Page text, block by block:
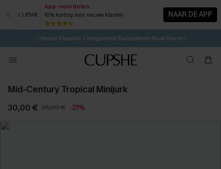
App-voordelen
10% korting voor nieuwe klanten NAAR DE APP
⚡️LAATSTE KANS | Tot 50% korting>>
🩱Meest Populair Corrigerend Badpakken| Must Have>>
💌Abonneer je & ontvang tot 15% korting>>
Koop 3, krijg 15% korting | CODE: SW15
Mid-Century Tropical Minijurk
30,00 € 38,00 € -21%